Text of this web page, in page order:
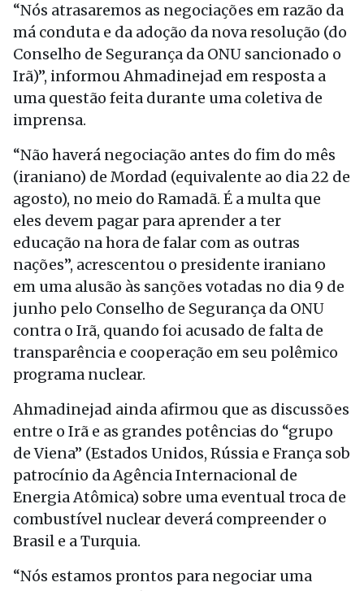
“Nós atrasaremos as negociações em razão da
má conduta e da adoção da nova resolução (do
Conselho de Segurança da ONU sancionado o
Irã)”, informou Ahmadinejad em resposta a
uma questão feita durante uma coletiva de
imprensa.
“Não haverá negociação antes do fim do mês
(iraniano) de Mordad (equivalente ao dia 22 de
agosto), no meio do Ramadã. É a multa que
eles devem pagar para aprender a ter
educação na hora de falar com as outras
nações”, acrescentou o presidente iraniano
em uma alusão às sanções votadas no dia 9 de
junho pelo Conselho de Segurança da ONU
contra o Irã, quando foi acusado de falta de
transparência e cooperação em seu polêmico
programa nuclear.
Ahmadinejad ainda afirmou que as discussões
entre o Irã e as grandes potências do “grupo
de Viena” (Estados Unidos, Rússia e França sob
patrocínio da Agência Internacional de
Energia Atômica) sobre uma eventual troca de
combustível nuclear deverá compreender o
Brasil e a Turquia.
“Nós estamos prontos para negociar uma